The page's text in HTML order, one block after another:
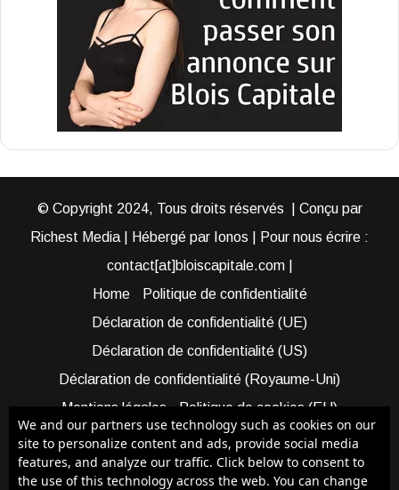
© Copyright 2024, Tous droits réservés | Conçu par
Richest Media | Hébergé par Ionos | Pour nous écrire :
contact[at]bloiscapitale.com |
Home
Politique de confidentialité
Déclaration de confidentialité (UE)
Déclaration de confidentialité (US)
Déclaration de confidentialité (Royaume-Uni)
Mentions légales
Politique de cookies (EU)
Cookie Policy (AUS)
Cookie Policy (US)
Qui sommes-nous ?
Participer à Blois Capitale
We and our partners use technology such as cookies on our
site to personalize content and ads, provide social media
features, and analyze our traffic. Click below to consent to
the use of this technology across the web. You can change